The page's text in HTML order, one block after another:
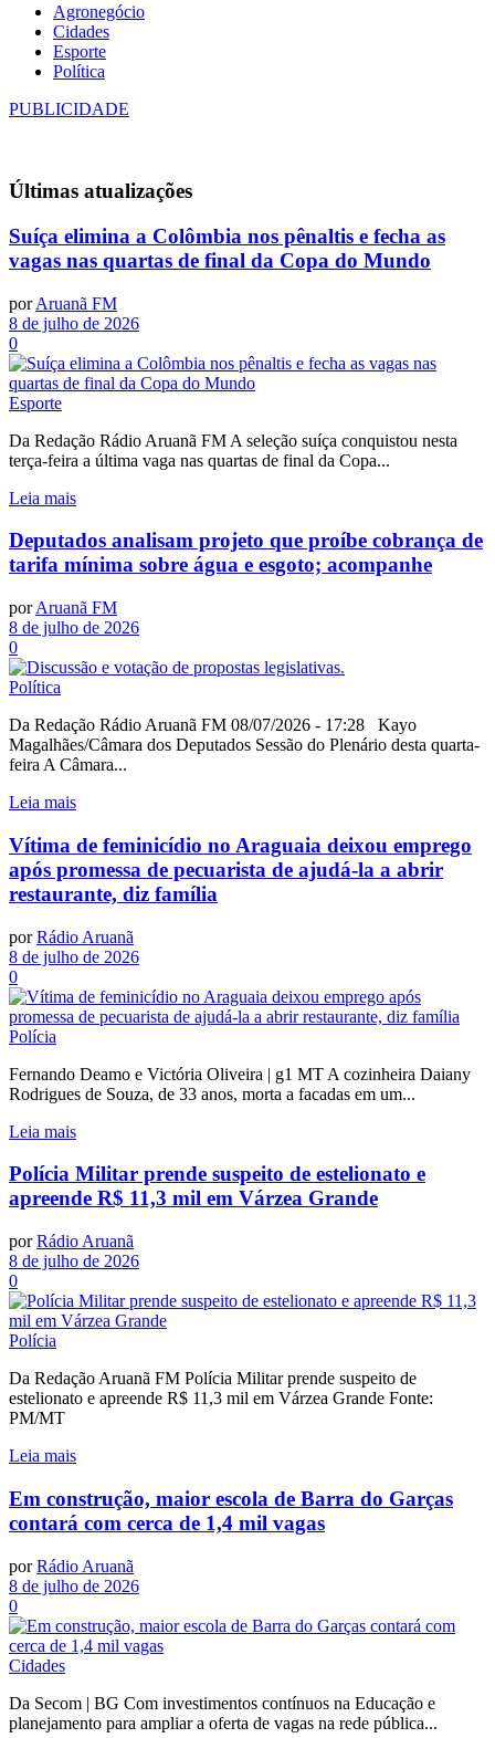
Agronegócio
Cidades
Esporte
Política
PUBLICIDADE
Últimas atualizações
Suíça elimina a Colômbia nos pênaltis e fecha as
vagas nas quartas de final da Copa do Mundo
por Aruanã FM
8 de julho de 2026
0
Esporte
Da Redação Rádio Aruanã FM A seleção suíça conquistou nesta
terça-feira a última vaga nas quartas de final da Copa...
Leia mais
Deputados analisam projeto que proíbe cobrança de
tarifa mínima sobre água e esgoto; acompanhe
por Aruanã FM
8 de julho de 2026
0
Política
Da Redação Rádio Aruanã FM 08/07/2026 - 17:28 Kayo
Magalhães/Câmara dos Deputados Sessão do Plenário desta quarta-
feira A Câmara...
Leia mais
Vítima de feminicídio no Araguaia deixou emprego
após promessa de pecuarista de ajudá-la a abrir
restaurante, diz família
por Rádio Aruanã
8 de julho de 2026
0
Polícia
Fernando Deamo e Victória Oliveira | g1 MT A cozinheira Daiany
Rodrigues de Souza, de 33 anos, morta a facadas em um...
Leia mais
Polícia Militar prende suspeito de estelionato e
apreende R$ 11,3 mil em Várzea Grande
por Rádio Aruanã
8 de julho de 2026
0
Polícia
Da Redação Aruanã FM Polícia Militar prende suspeito de
estelionato e apreende R$ 11,3 mil em Várzea Grande Fonte:
PM/MT
Leia mais
Em construção, maior escola de Barra do Garças
contará com cerca de 1,4 mil vagas
por Rádio Aruanã
8 de julho de 2026
0
Cidades
Da Secom | BG Com investimentos contínuos na Educação e
planejamento para ampliar a oferta de vagas na rede pública...